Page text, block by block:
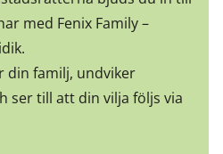
med Fenix Family –
din familj, undviker
ser till att din vilja följs via